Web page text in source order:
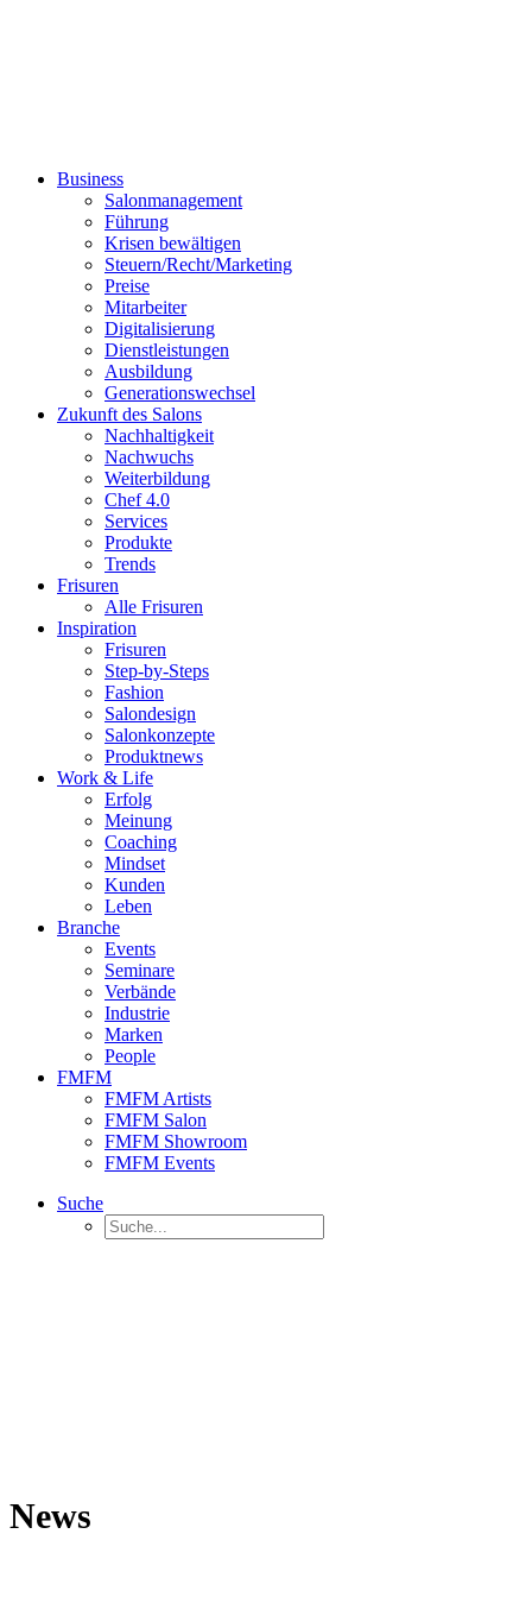
Business
Salonmanagement
Führung
Krisen bewältigen
Steuern/Recht/Marketing
Preise
Mitarbeiter
Digitalisierung
Dienstleistungen
Ausbildung
Generationswechsel
Zukunft des Salons
Nachhaltigkeit
Nachwuchs
Weiterbildung
Chef 4.0
Services
Produkte
Trends
Frisuren
Alle Frisuren
Inspiration
Frisuren
Step-by-Steps
Fashion
Salondesign
Salonkonzepte
Produktnews
Work & Life
Erfolg
Meinung
Coaching
Mindset
Kunden
Leben
Branche
Events
Seminare
Verbände
Industrie
Marken
People
FMFM
FMFM Artists
FMFM Salon
FMFM Showroom
FMFM Events
Suche
News